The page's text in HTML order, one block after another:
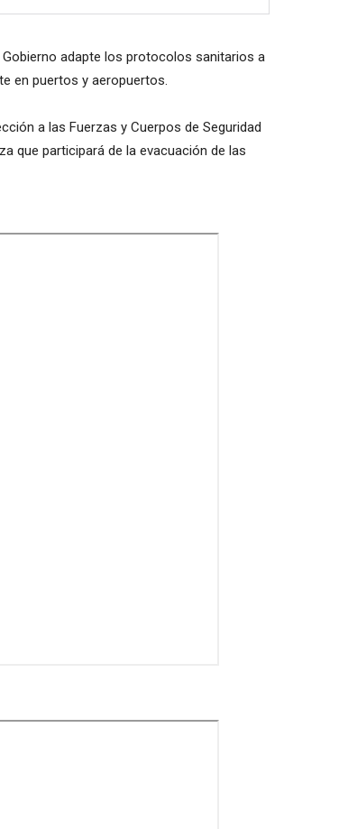
adapte los protocolos sanitarios a
en puertos y aeropuertos.
a las Fuerzas y Cuerpos de Seguridad
que participará de la evacuación de las